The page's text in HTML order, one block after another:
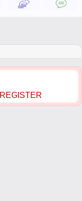
REGISTER